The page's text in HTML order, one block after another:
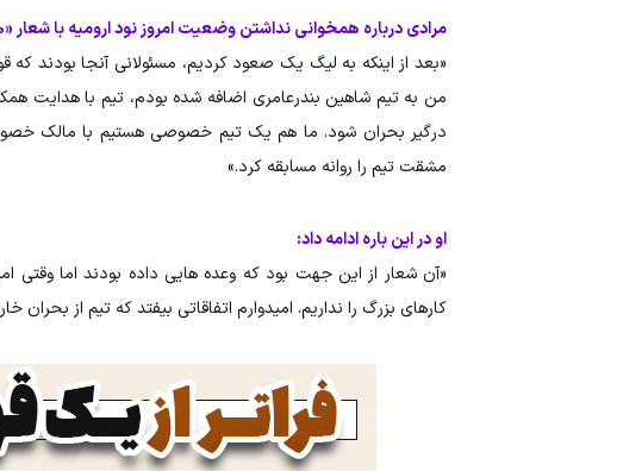
مرادی درباره همخوانی نداشتن وضعیت امروز نود ارومیه با شعار «400 روز تا لیگ برتر» توضیح داد:
«بعد از اینکه به لیگ یک صعود کردیم، مسئولانی آنجا بودند که
من به تیم شاهین بندرعامری اضافه شده بودم، تیم با هدایت
درگیر بحران شود. ما هم یک تیم خصوصی هستیم با مالک
مشقت تیم را روانه مسابقه کرد.»
او در این باره ادامه داد:
کارهای بزرگ را نداریم. امیدوارم اتفاقاتی بیفتد که تیم از بحران